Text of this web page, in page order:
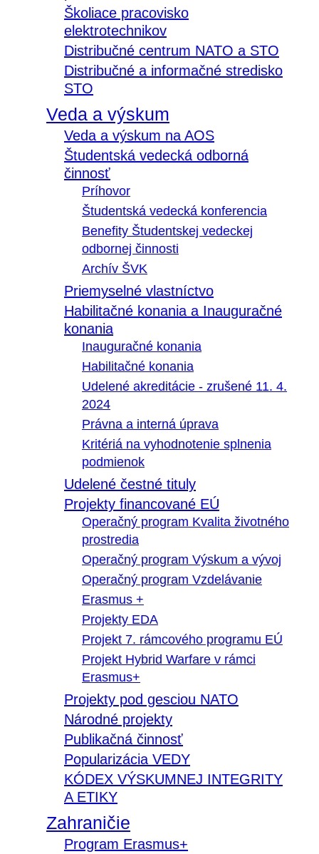
Školiace pracovisko
elektrotechnikov
Distribučné centrum NATO a STO
Distribučné a informačné stredisko
STO
Veda a výskum
Veda a výskum na AOS
Študentská vedecká odborná
činnosť
Príhovor
Študentská vedecká konferencia
Benefity Študentskej vedeckej
odbornej činnosti
Archív ŠVK
Priemyselné vlastníctvo
Habilitačné konania a Inauguračné
konania
Inauguračné konania
Habilitačné konania
Udelené akreditácie - zrušené 11. 4.
2024
Právna a interná úprava
Kritériá na vyhodnotenie splnenia
podmienok
Udelené čestné tituly
Projekty financované EÚ
Operačný program Kvalita životného
prostredia
Operačný program Výskum a vývoj
Operačný program Vzdelávanie
Erasmus +
Projekty EDA
Projekt 7. rámcového programu EÚ
Projekt Hybrid Warfare v rámci
Erasmus+
Projekty pod gesciou NATO
Národné projekty
Publikačná činnosť
Popularizácia VEDY
KÓDEX VÝSKUMNEJ INTEGRITY
A ETIKY
Zahraničie
Program Erasmus+